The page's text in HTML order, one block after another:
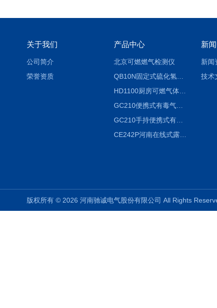
关于我们
公司简介
荣誉资质
产品中心
北京可燃燃气检测仪
QB10N固定式硫化氢气体检测仪H2S气体泄漏探头
HD1100厨房可燃气体泄漏浓度探测器天然气检测仪
GC210便携式有毒气体浓度探测器氨气检测仪养殖场
GC210手持便携式有毒CL2气体探测器氯气检测仪
CE242P河南在线式露点仪
新
新闻
技术
版权所有 © 2026 河南驰诚电气股份有限公司 All Rights